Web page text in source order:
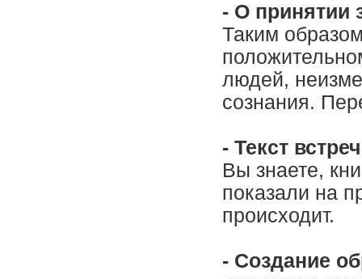
- О принятии
Таким
людей,
сознания.
- Текст
Вы знаете,
показали на
происходит.
- Создание